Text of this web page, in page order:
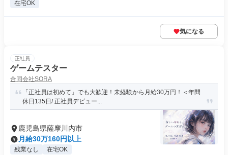
在宅OK
気になる
正社員
ゲームテスター
合同会社SORA
「正社員は初めて」でも大歓迎！未経験から月給30万円！＜年間
休日135日/ 正社員デビュー...
鹿児島県薩摩川内市
月給30万160円以上
残業なし 在宅OK